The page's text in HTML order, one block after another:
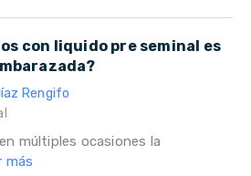
con liquido pre seminal es
Rengifo
múltiples ocasiones la
más